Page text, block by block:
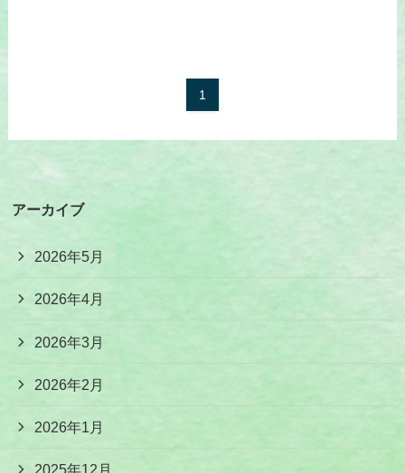
1
アーカイブ
2026年5月
2026年4月
2026年3月
2026年2月
2026年1月
2025年12月